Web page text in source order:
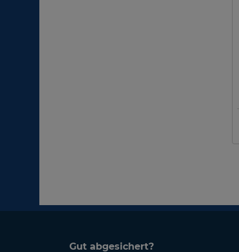
Gut abgesichert?